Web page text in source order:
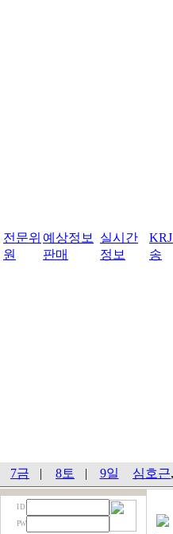
전문위
원
예상정보
판매
실시간
정보
송
7금 | 8토 | 9일 심호근,
I D
PW